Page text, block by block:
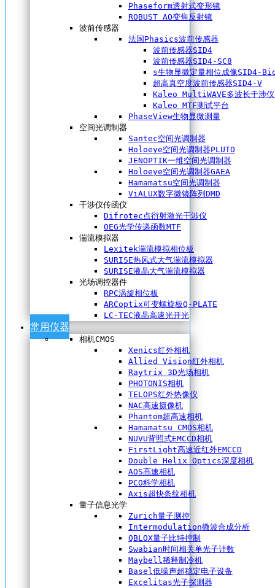
Phaseform透射式变形镜
ROBUST AO变焦反射镜
波前传感器
法国Phasics波前传感器
波前传感器SID4
波前传感器SID4-SC8
s生物显微定量相位成像SID4-
超高真空度波前传感器SID4-V
Kaleo MultiWAVE多波长干涉仪
Kaleo MTF测试平台
PhaseView生物显微测量
空间光调制器
Santec空间光调制器
Holoeye空间光调制器PLUTO
JENOPTIK一维空间光调制器
Holoeye空间光调制器GAEA
Hamamatsu空间光调制器
ViALUX数字微镜阵列DMD
干涉仪传函仪
Difrotec点衍射激光干涉仪
OEG光学传递函数MTF
湍流模拟器
Lexitek湍流模拟相位板
SURISE热风式大气湍流模拟器
SURISE液晶大气湍流模拟器
光场调控器件
RPC涡旋相位板
ARCoptix可变螺旋板Q-PLATE
LC-TEC液晶高速光开光
常用仪器
相机CMOS
Xenics红外相机
Allied Vision红外相机
Raytrix 3D光场相机
PHOTONIS相机
TELOPS红外热像仪
NAC高速摄像机
Phantom超高速相机
Hamamatsu CMOS相机
NUVU背照式EMCCD相机
FirstLight高速近红外EMCCD
Double Helix Optics深度相机
AOS高速相机
PCO科学相机
Axis超快条纹相机
量子信息光学
Zurich量子测控
Intermodulation微波合成分析
QBLOX量子比特控制
Swabian时间相关单光子计数
Maybell稀释制冷机
Basel低噪声超稳定电子设备
Excelitas光子探测器